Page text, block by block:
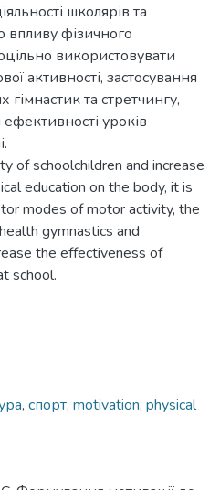
школярів та
фізичного
використовувати
активності, застосування
та стретчингу,
уроків
of schoolchildren and increase
education on the body, it is
modes of motor activity, the
gymnastics and
the effectiveness of
school.
, спорт, motivation, physical